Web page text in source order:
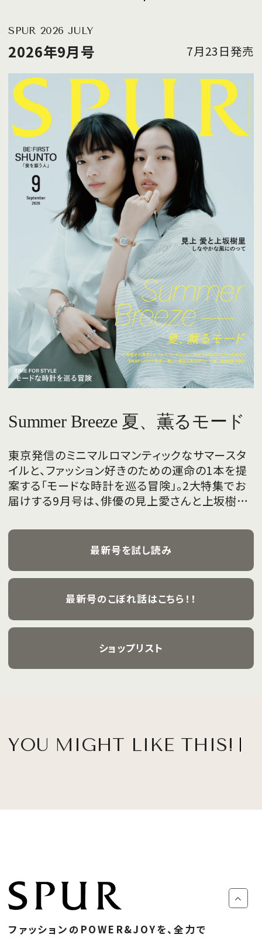
SPUR 2026 JULY
2026年9月号 7月23日発売
Summer Breeze 夏、薫るモード
東京発信のミニマルロマンティックなサマースタ
イルと、ファッション好きのための運命の1本を提
案する「モードな時計を巡る冒険」。2大特集でお
届けする9月号は、俳優の見上愛さんと上坂樹里
飾ります。
最新号を試し読み
最新号のこぼれ話はこちら！！
ショップリスト
YOU MIGHT LIKE THIS!
ファッションのPOWER&JOYを、全力で